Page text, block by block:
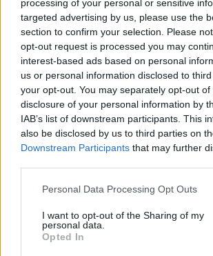
processing of your personal or sensitive
targeted advertising by us, please use the
section to confirm your selection. Please
opt-out request is processed you may
interest-based ads based on personal
us or personal information disclosed to
your opt-out. You may separately opt-out
disclosure of your personal information by
IAB’s list of downstream participants. This
also be disclosed by us to third parties on
Downstream Participants that may further
Personal Data Processing Opt Outs
I want to opt-out of the Sharing of my
personal data.
Opted In
Μαρίνα Σταυράκη: Στα στενά
CELEBRITIES